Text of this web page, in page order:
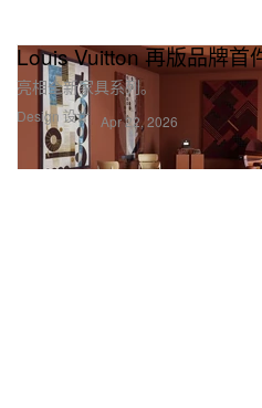
Design 设计
Louis Vuitton 再版品牌首
亮相全新家具系列。
Apr 22, 2026